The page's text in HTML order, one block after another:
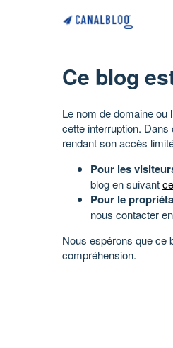
Ce blog
Le nom de domaine ou
cette interruption.
rendant son accès
Pour les
blog en suivant
Pour le
nous contacter
Nous espérons que ce
compréhension.